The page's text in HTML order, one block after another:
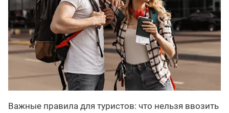
Важные правила для туристов: что нельзя ввозить